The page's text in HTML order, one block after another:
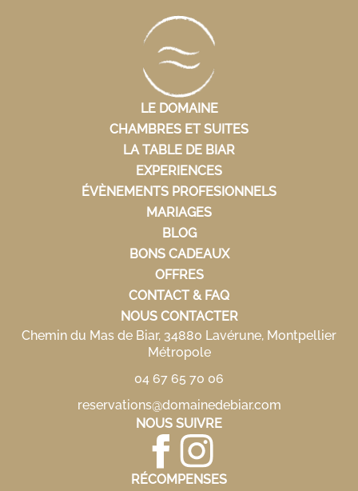
LE DOMAINE
CHAMBRES ET SUITES
LA TABLE DE BIAR
EXPERIENCES
ÉVÈNEMENTS PROFESIONNELS
MARIAGES
BLOG
BONS CADEAUX
OFFRES
CONTACT & FAQ
NOUS CONTACTER
Chemin du Mas de Biar, 34880 Lavérune, Montpellier
Métropole
04 67 65 70 06
reservations@domainedebiar.com
NOUS SUIVRE
RÉCOMPENSES